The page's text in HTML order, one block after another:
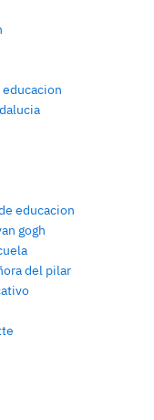
educacion
gogh
del pilar